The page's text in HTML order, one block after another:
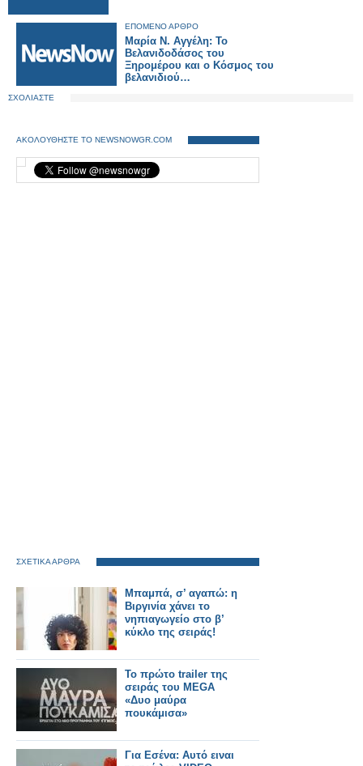
ΕΠΟΜΕΝΟ ΑΡΘΡΟ
Μαρία Ν. Αγγέλη: Το
Bελανιδοδάσος του
Ξηρομέρου και ο Kόσμος του
βελανιδιού…
ΣΧΟΛΙΑΣΤΕ
ΑΚΟΛΟΥΘΗΣΤΕ ΤΟ NEWSNOWGR.COM
ΣΧΕΤΙΚΑ ΑΡΘΡΑ
Μπαμπά, σ’ αγαπώ: η
Βιργινία χάνει το
νηπιαγωγείο στο β’
κύκλο της σειράς!
Το πρώτο trailer της
σειράς του MEGA
«Δυο μαύρα
πουκάμισα»
Για Εσένα: Αυτό ειναι